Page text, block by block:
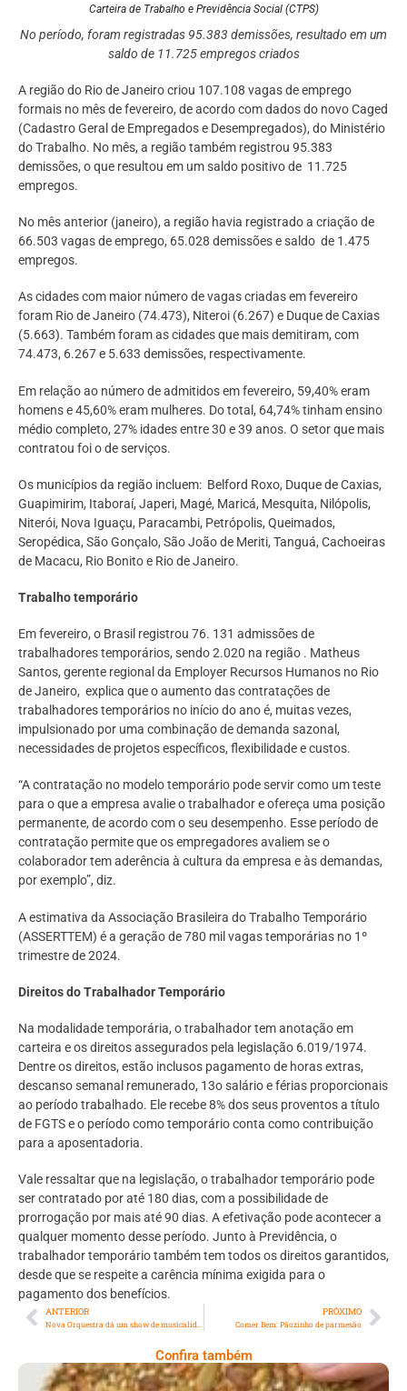
Carteira de Trabalho e Previdência Social (CTPS)
No período, foram registradas 95.383 demissões, resultado em um
saldo de 11.725 empregos criados
A região do Rio de Janeiro criou 107.108 vagas de emprego
formais no mês de fevereiro, de acordo com dados do novo Caged
(Cadastro Geral de Empregados e Desempregados), do Ministério
do Trabalho. No mês, a região também registrou 95.383
demissões, o que resultou em um saldo positivo de 11.725
empregos.
No mês anterior (janeiro), a região havia registrado a criação de
66.503 vagas de emprego, 65.028 demissões e saldo de 1.475
empregos.
As cidades com maior número de vagas criadas em fevereiro
foram Rio de Janeiro (74.473), Niteroi (6.267) e Duque de Caxias
(5.663). Também foram as cidades que mais demitiram, com
74.473, 6.267 e 5.633 demissões, respectivamente.
Em relação ao número de admitidos em fevereiro, 59,40% eram
homens e 45,60% eram mulheres. Do total, 64,74% tinham ensino
médio completo, 27% idades entre 30 e 39 anos. O setor que mais
contratou foi o de serviços.
Os municípios da região incluem: Belford Roxo, Duque de Caxias,
Guapimirim, Itaboraí, Japeri, Magé, Maricá, Mesquita, Nilópolis,
Niterói, Nova Iguaçu, Paracambi, Petrópolis, Queimados,
Seropédica, São Gonçalo, São João de Meriti, Tanguá, Cachoeiras
de Macacu, Rio Bonito e Rio de Janeiro.
Trabalho temporário
Em fevereiro, o Brasil registrou 76. 131 admissões de
trabalhadores temporários, sendo 2.020 na região . Matheus
Santos, gerente regional da Employer Recursos Humanos no Rio
de Janeiro, explica que o aumento das contratações de
trabalhadores temporários no início do ano é, muitas vezes,
impulsionado por uma combinação de demanda sazonal,
necessidades de projetos específicos, flexibilidade e custos.
“A contratação no modelo temporário pode servir como um teste
para o que a empresa avalie o trabalhador e ofereça uma posição
permanente, de acordo com o seu desempenho. Esse período de
contratação permite que os empregadores avaliem se o
colaborador tem aderência à cultura da empresa e às demandas,
por exemplo”, diz.
A estimativa da Associação Brasileira do Trabalho Temporário
(ASSERTTEM) é a geração de 780 mil vagas temporárias no 1º
trimestre de 2024.
Direitos do Trabalhador Temporário
Na modalidade temporária, o trabalhador tem anotação em
carteira e os direitos assegurados pela legislação 6.019/1974.
Dentre os direitos, estão inclusos pagamento de horas extras,
descanso semanal remunerado, 13o salário e férias proporcionais
ao período trabalhado. Ele recebe 8% dos seus proventos a título
de FGTS e o período como temporário conta como contribuição
para a aposentadoria.
Vale ressaltar que na legislação, o trabalhador temporário pode
ser contratado por até 180 dias, com a possibilidade de
prorrogação por mais até 90 dias. A efetivação pode acontecer a
qualquer momento desse período. Junto à Previdência, o
trabalhador temporário também tem todos os direitos garantidos,
desde que se respeite a carência mínima exigida para o
pagamento dos benefícios.
ANTERIOR PRÓXIMO
Comer Bem: Pãozinho de parmesão
Confira também